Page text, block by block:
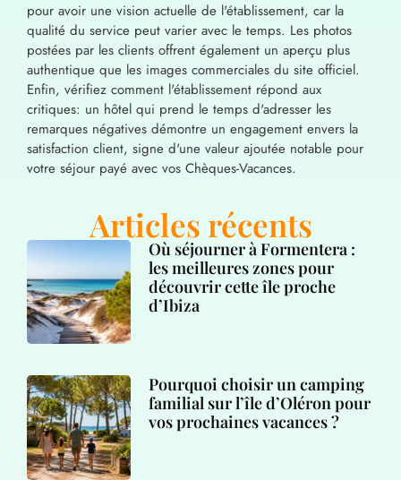
pour avoir une vision actuelle de l'établissement, car la
qualité du service peut varier avec le temps. Les photos
postées par les clients offrent également un aperçu plus
authentique que les images commerciales du site officiel.
Enfin, vérifiez comment l'établissement répond aux
critiques: un hôtel qui prend le temps d'adresser les
remarques négatives démontre un engagement envers la
satisfaction client, signe d'une valeur ajoutée notable pour
votre séjour payé avec vos Chèques-Vacances.
Articles récents
Où séjourner à Formentera :
les meilleures zones pour
découvrir cette île proche
d’Ibiza
Pourquoi choisir un camping
familial sur l’île d’Oléron pour
vos prochaines vacances ?